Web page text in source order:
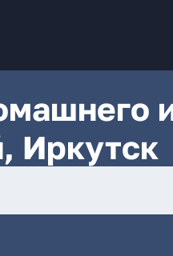
Иркутск